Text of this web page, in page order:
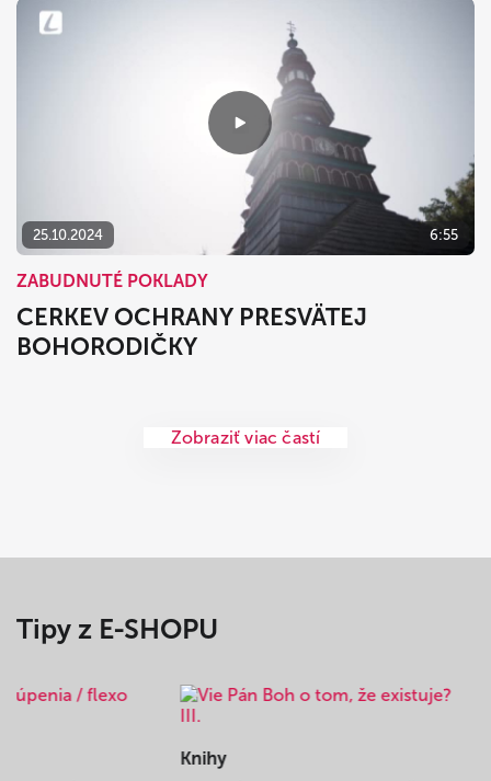
25.10.2024 6:55
ZABUDNUTÉ POKLADY
CERKEV OCHRANY PRESVÄTEJ
BOHORODIČKY
Zobraziť viac častí
Tipy z E-SHOPU
Knihy